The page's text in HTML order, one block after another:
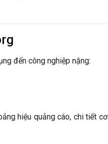
đến công nghiệp nặng:
hiệu quảng cáo, chi tiết cơ